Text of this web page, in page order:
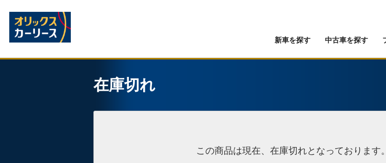
新車を探す 中古車を探す
在庫切れ
この商品は現在、在庫切れとなっております。